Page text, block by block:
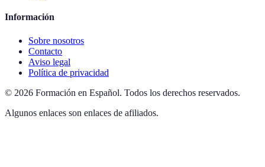
Información
Sobre nosotros
Contacto
Aviso legal
Política de privacidad
© 2026 Formación en Español. Todos los derechos reservados.
Algunos enlaces son enlaces de afiliados.